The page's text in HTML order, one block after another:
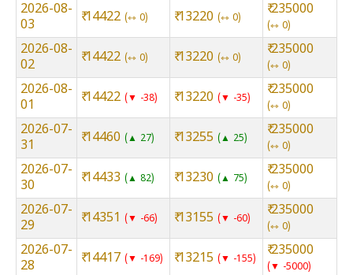
2026-08-
03
₹ 14422 ⇿ 0 ₹ 13220 ⇿ 0
₹ 235000
⇿ 0
2026-08-
02
₹ 14422 ⇿ 0 ₹ 13220 ⇿ 0
₹ 235000
⇿ 0
2026-08-
01
₹ 14422 ▼ -38 ₹ 13220 ▼ -35
₹ 235000
⇿ 0
2026-07-
31
₹ 14460 ▲ 27 ₹ 13255 ▲ 25
₹ 235000
⇿ 0
2026-07-
30
₹ 14433 ▲ 82 ₹ 13230 ▲ 75
₹ 235000
⇿ 0
2026-07-
29
₹ 14351 ▼ -66 ₹ 13155 ▼ -60
₹ 235000
⇿ 0
2026-07-
28
₹ 14417 ▼ -169 ₹ 13215 ▼ -155
₹ 235000
▼ -5000